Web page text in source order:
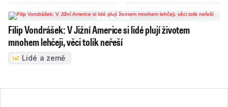
Filip Vondrášek: V Jižní Americe si lidé plují životem
mnohem lehčeji, věci tolik neřeší
Lidé a země